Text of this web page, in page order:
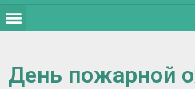
День пожарной